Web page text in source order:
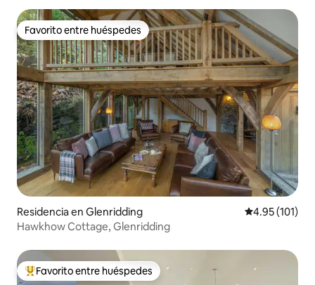
Favorito entre huéspedes
Favorito entre huéspedes
Residencia en Glenridding Calificación
4.95 (101)
Hawkhow Cottage, Glenridding
De los mejores en Favorito entre huéspedes
Favorito entre huéspedes